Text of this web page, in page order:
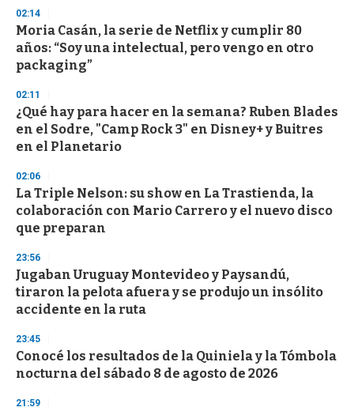
d
s
o
f
3
s
c
o
n
02:14
Moria Casán, la serie de Netflix y cumplir 80
años: “Soy una intelectual, pero vengo en otro
packaging”
02:11
¿Qué hay para hacer en la semana? Ruben Blades
en el Sodre, "Camp Rock 3" en Disney+ y Buitres
en el Planetario
02:06
La Triple Nelson: su show en La Trastienda, la
colaboración con Mario Carrero y el nuevo disco
que preparan
23:56
Jugaban Uruguay Montevideo y Paysandú,
tiraron la pelota afuera y se produjo un insólito
accidente en la ruta
23:45
Conocé los resultados de la Quiniela y la Tómbola
nocturna del sábado 8 de agosto de 2026
21:59